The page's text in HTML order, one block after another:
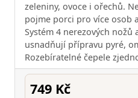
zeleniny, ovoce i ořechů.
pojme porci pro více osob
Systém 4 nerezových nožů
usnadňují přípravu pyré,
Rozebíratelné čepele
749 Kč